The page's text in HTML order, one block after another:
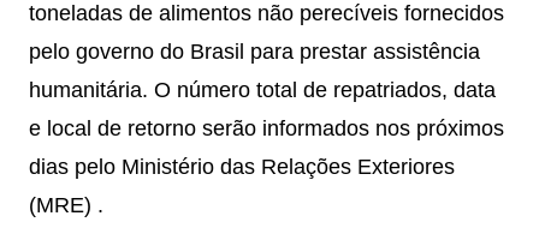
toneladas de alimentos não perecíveis fornecidos
pelo governo do Brasil para prestar assistência
humanitária. O número total de repatriados, data
e local de retorno serão informados nos próximos
dias pelo Ministério das Relações Exteriores
(MRE) .